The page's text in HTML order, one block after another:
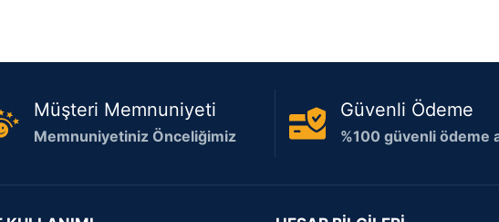
Müşteri Memnuniyeti
Memnuniyetiniz Önceliğimiz
Güvenli Ödeme
%100 güvenli ödeme